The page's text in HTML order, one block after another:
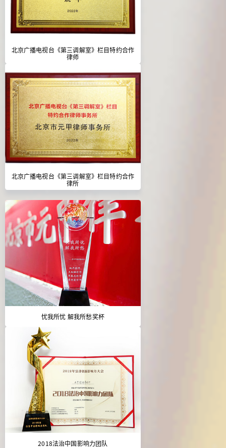
北京广播电视台《第三调解室》栏目特约合作
律师
北京广播电视台《第三调解室》栏目特约合作
律所
忧我所忧 解我所愁奖杯
2018法治中国影响力团队